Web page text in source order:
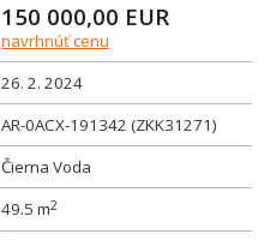
150 000,00 EUR
navrhnúť cenu
26. 2. 2024
AR-0ACX-191342 (ZKK31271)
Čierna Voda
49.5 m2